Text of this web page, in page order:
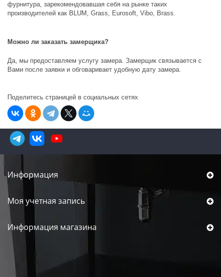
фурнитура, зарекомендовавшая себя на рынке таких
производителей как BLUM, Grass, Eurosoft, Vibo, Brass.
Можно ли заказать замерщика?
Да, мы предоставляем услугу замера. Замерщик связывается с
Вами после заявки и обговаривает удобную дату замера.
Поделитесь страницей в социальных сетях
Информация
Моя учетная запись
Информация магазина